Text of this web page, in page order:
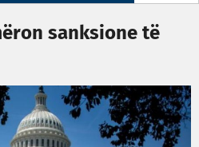
sanksione të